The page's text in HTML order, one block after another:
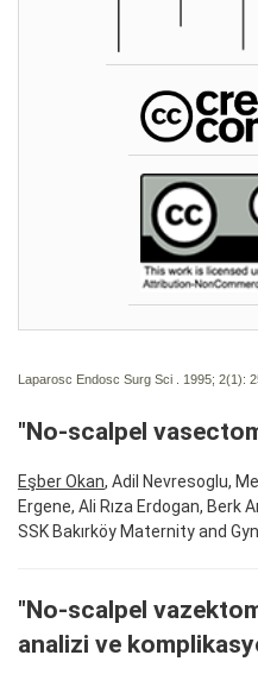
Laparosc Endosc Surg Sci . 1995; 2(1):
"No-scalpel
Eşber Okan, Adil Nevresoglu,
Ergene, Ali Rıza Erdogan, Berk
SSK Bakırköy Maternity and
"No-scalpel
analizi ve